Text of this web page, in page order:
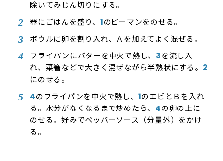
除いてみじん切りにする。
器にごはんを盛り、 1のピーマンをのせる。
ボウルに卵を割り入れ、Ａを加えてよく混ぜる。
フライパンにバターを中火で熱し、 3を流し入
れ、菜箸などで大きく混ぜながら半熟状にする。 2
にのせる。
4のフライパンを中火で熱し、 1のエビとＢを入れ
る。水分がなくなるまで炒めたら、 4の卵の上に
のせる。好みでペッパーソース（分量外）をかけ
る。